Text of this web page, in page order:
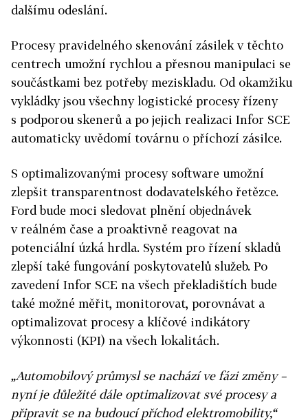
dalšímu odeslání.
Procesy pravidelného skenování zásilek v těchto
centrech umožní rychlou a přesnou manipulaci se
součástkami bez potřeby meziskladu. Od okamžiku
vykládky jsou všechny logistické procesy řízeny
s podporou skenerů a po jejich realizaci Infor SCE
automaticky uvědomí továrnu o příchozí zásilce.
S optimalizovanými procesy software umožní
zlepšit transparentnost dodavatelského řetězce.
Ford bude moci sledovat plnění objednávek
v reálném čase a proaktivně reagovat na
potenciální úzká hrdla. Systém pro řízení skladů
zlepší také fungování poskytovatelů služeb. Po
zavedení Infor SCE na všech překladištích bude
také možné měřit, monitorovat, porovnávat a
optimalizovat procesy a klíčové indikátory
výkonnosti (KPI) na všech lokalitách.
„Automobilový průmysl se nachází ve fázi změny –
nyní je důležité dále optimalizovat své procesy a
připravit se na budoucí příchod elektromobility,“